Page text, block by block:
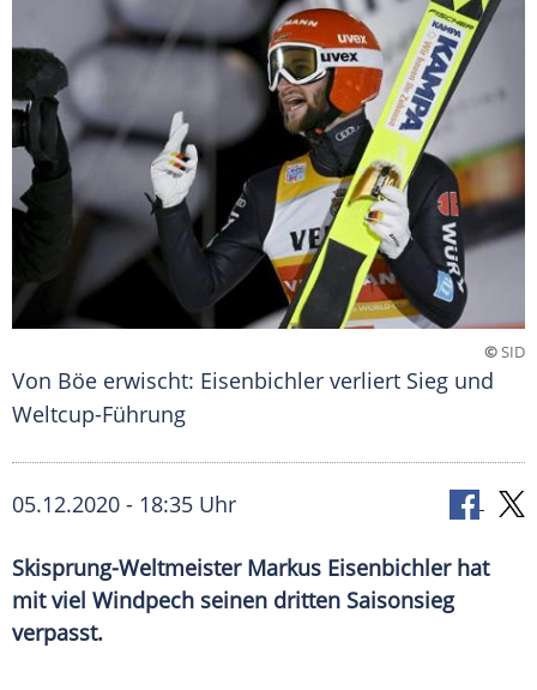
©SID
Von Böe erwischt: Eisenbichler verliert Sieg und
Weltcup-Führung
05.12.2020 - 18:35 Uhr
Skisprung-Weltmeister Markus Eisenbichler hat
mit viel Windpech seinen dritten Saisonsieg
verpasst.